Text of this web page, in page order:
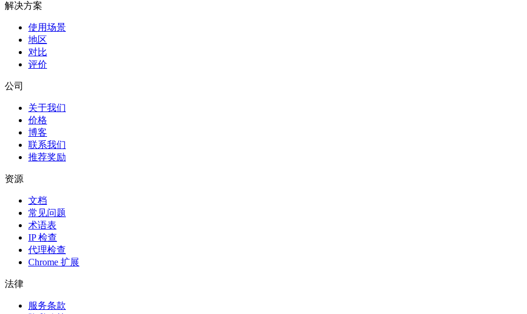
解决方案
使用场景
地区
对比
评价
公司
关于我们
价格
博客
联系我们
推荐奖励
资源
文档
常见问题
术语表
IP 检查
代理检查
Chrome 扩展
法律
服务条款